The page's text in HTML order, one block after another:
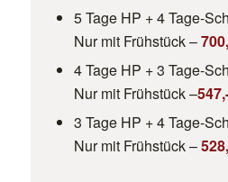
5 Tage HP + 4 Tage-
Nur mit Frühstück –
4 Tage HP + 3 Tage-
Nur mit Frühstück –
3 Tage HP + 4 Tage-
Nur mit Frühstück –